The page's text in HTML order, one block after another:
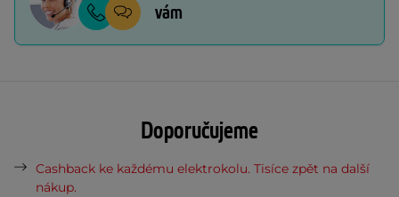
vám
Doporučujeme
Cashback ke každému elektrokolu. Tisíce zpět na další
nákup.